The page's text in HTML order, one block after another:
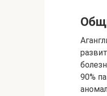
90%